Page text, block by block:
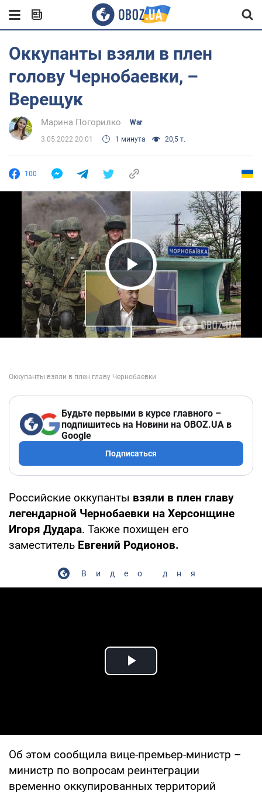
Оккупанты взяли в плен
голову Чернобаевки, –
Верещук
Марина Погорилко War
3.05.2022 20:01 1 минута 20,5 т.
100
Play Video
Будьте первыми в курсе главного –
подпишитесь на Новини на OBOZ.UA в
Google
Подписаться
Российские оккупанты взяли в плен главу
легендарной Чернобаевки на Херсонщине
Игоря Дудара. Также похищен его
заместитель Евгений Родионов.
Видео дня
Play Video
Об этом сообщила вице-премьер-министр –
министр по вопросам реинтеграции
временно оккупированных территорий